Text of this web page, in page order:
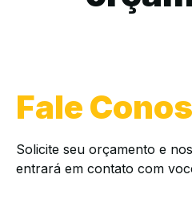
Fale
Solicite seu orçamento e
entrará em contato com